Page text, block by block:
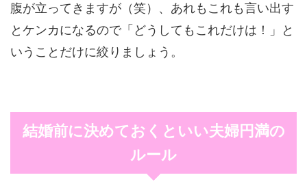
腹が立ってきますが（笑）、あれもこれも言い出す
とケンカになるので「どうしてもこれだけは！」と
いうことだけに絞りましょう。
結婚前に決めておくといい夫婦円満の
ルール